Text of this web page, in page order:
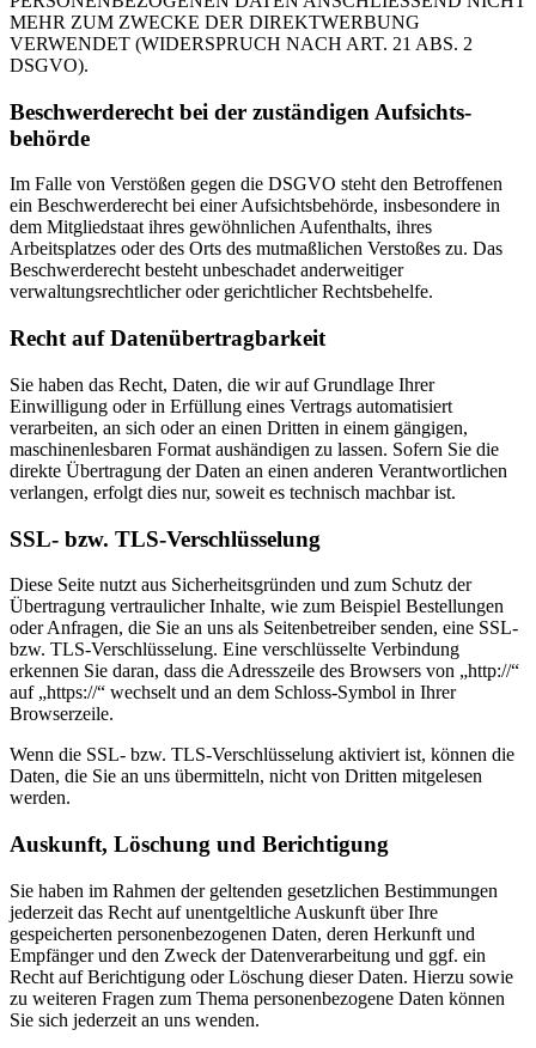
MEHR ZUM ZWECKE DER DIREKTWERBUNG
VERWENDET (WIDERSPRUCH NACH ART. 21 ABS. 2
DSGVO).
Beschwerde­recht bei der zuständigen Aufsichts­
behörde
Im Falle von Verstößen gegen die DSGVO steht den Betroffenen
ein Beschwerderecht bei einer Aufsichtsbehörde, insbesondere in
dem Mitgliedstaat ihres gewöhnlichen Aufenthalts, ihres
Arbeitsplatzes oder des Orts des mutmaßlichen Verstoßes zu. Das
Beschwerderecht besteht unbeschadet anderweitiger
verwaltungsrechtlicher oder gerichtlicher Rechtsbehelfe.
Recht auf Daten­übertrag­barkeit
Sie haben das Recht, Daten, die wir auf Grundlage Ihrer
Einwilligung oder in Erfüllung eines Vertrags automatisiert
verarbeiten, an sich oder an einen Dritten in einem gängigen,
maschinenlesbaren Format aushändigen zu lassen. Sofern Sie die
direkte Übertragung der Daten an einen anderen Verantwortlichen
verlangen, erfolgt dies nur, soweit es technisch machbar ist.
SSL- bzw. TLS-Verschlüsselung
Diese Seite nutzt aus Sicherheitsgründen und zum Schutz der
Übertragung vertraulicher Inhalte, wie zum Beispiel Bestellungen
oder Anfragen, die Sie an uns als Seitenbetreiber senden, eine SSL-
bzw. TLS-Verschlüsselung. Eine verschlüsselte Verbindung
erkennen Sie daran, dass die Adresszeile des Browsers von „http://“
auf „https://“ wechselt und an dem Schloss-Symbol in Ihrer
Browserzeile.
Wenn die SSL- bzw. TLS-Verschlüsselung aktiviert ist, können die
Daten, die Sie an uns übermitteln, nicht von Dritten mitgelesen
werden.
Auskunft, Löschung und Berichtigung
Sie haben im Rahmen der geltenden gesetzlichen Bestimmungen
jederzeit das Recht auf unentgeltliche Auskunft über Ihre
gespeicherten personenbezogenen Daten, deren Herkunft und
Empfänger und den Zweck der Datenverarbeitung und ggf. ein
Recht auf Berichtigung oder Löschung dieser Daten. Hierzu sowie
zu weiteren Fragen zum Thema personenbezogene Daten können
Sie sich jederzeit an uns wenden.